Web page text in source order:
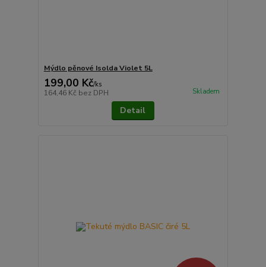
Mýdlo pěnové Isolda Violet 5L
199,00 Kč/ks
164,46 Kč bez DPH Skladem
Detail